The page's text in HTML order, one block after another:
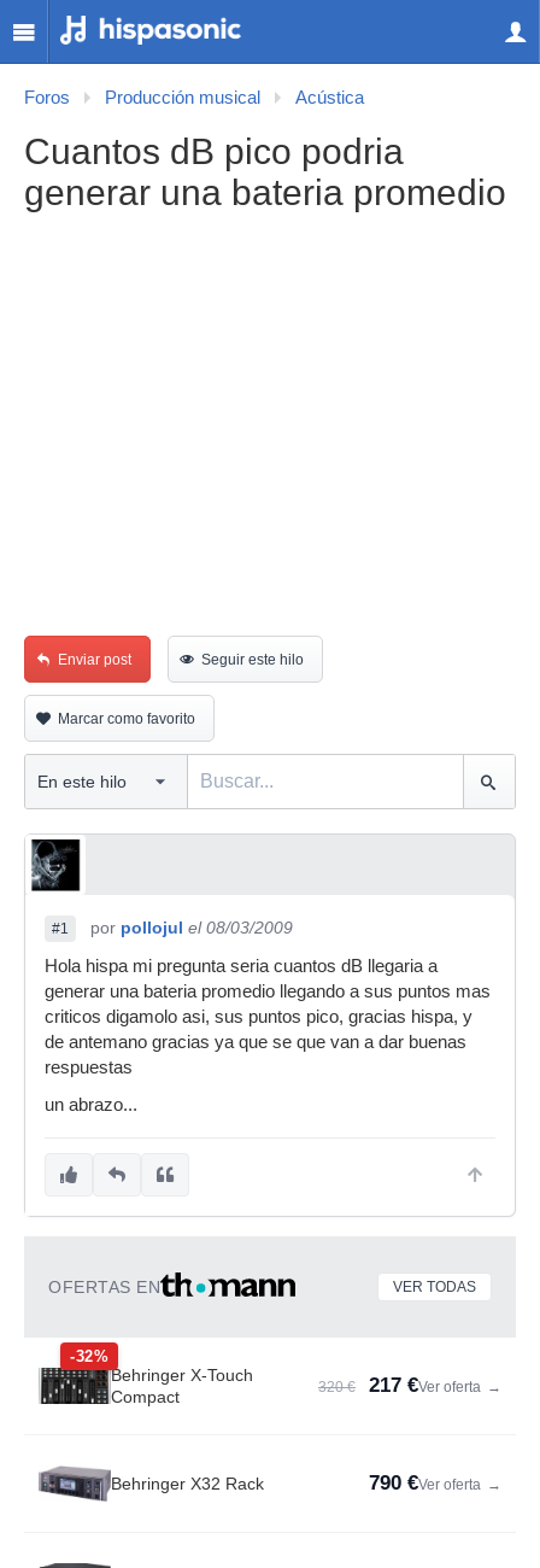
Foros Producción musical Acústica
Cuantos dB pico podria
generar una bateria promedio
Enviar post Seguir este hilo
Marcar como favorito
#1 por pollojul el 08/03/2009
Hola hispa mi pregunta seria cuantos dB llegaria a
generar una bateria promedio llegando a sus puntos mas
criticos digamolo asi, sus puntos pico, gracias hispa, y
de antemano gracias ya que se que van a dar buenas
respuestas
un abrazo...
OFERTAS EN VER TODAS
-32%
Behringer X-Touch
Compact
320 € 217 €Ver oferta →
Behringer X32 Rack 790 €Ver oferta →